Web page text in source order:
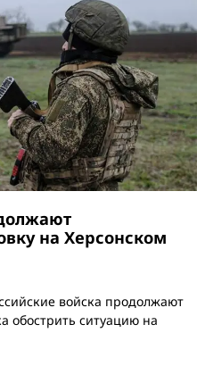
на Херсонском
войска продолжают
обострить ситуацию на